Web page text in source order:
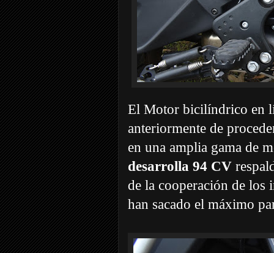
El Motor bicilíndrico en
anteriormente de
en una amplia gama de
desarrolla 94 CV
de la cooperación de
han sacado el máximo